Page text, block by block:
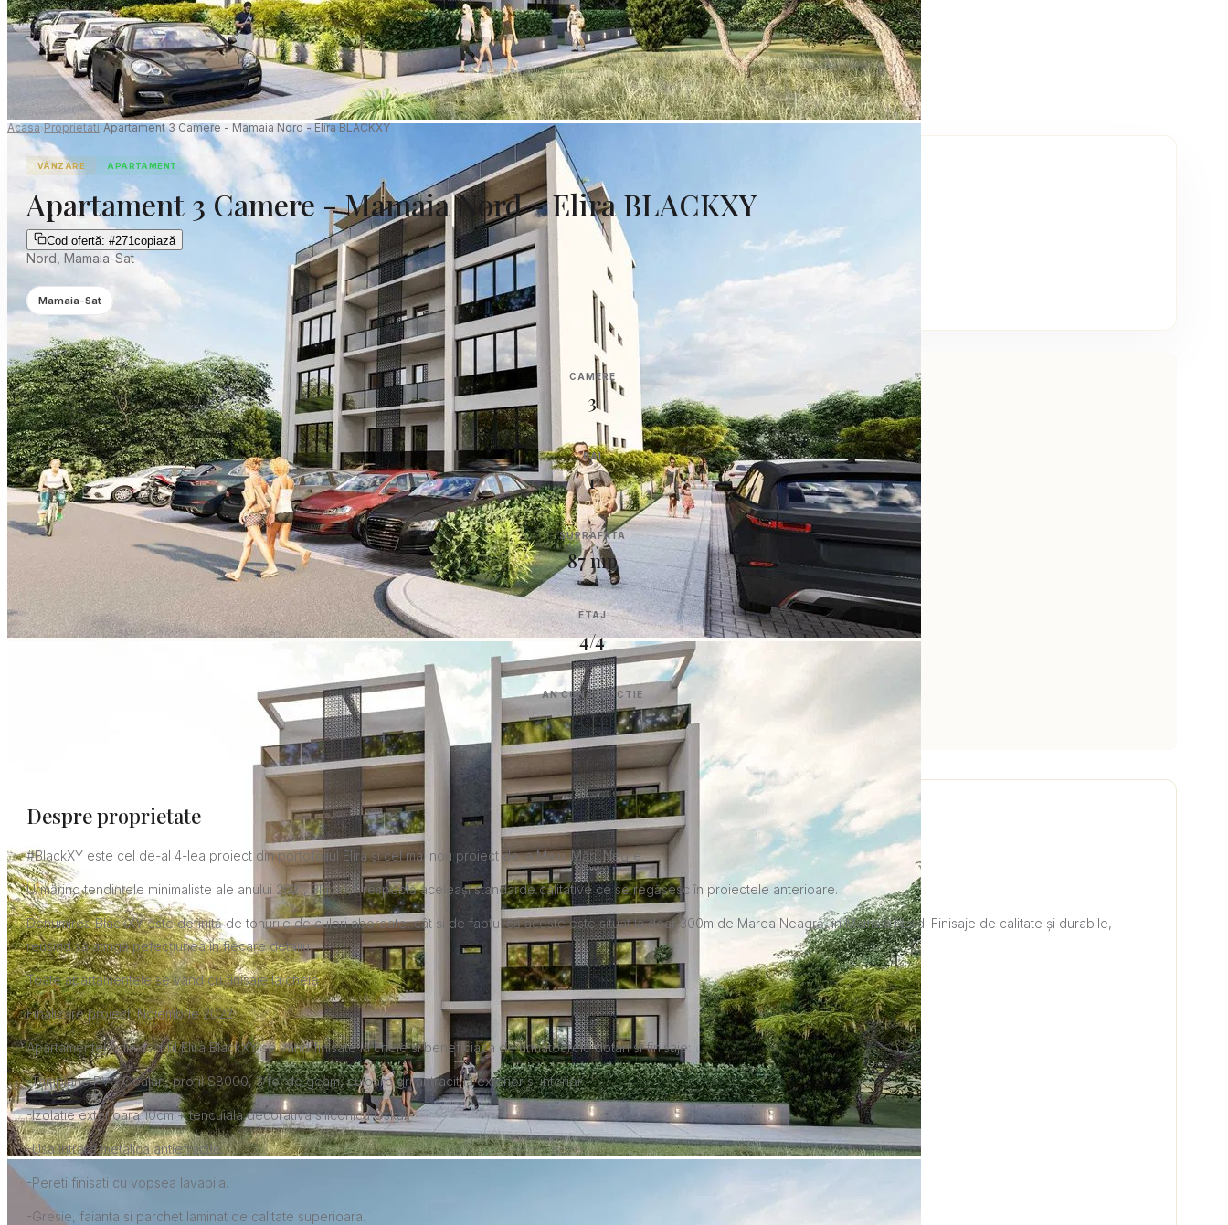
Acasa›Proprietati›Apartament 3 Camere - Mamaia Nord - Elira BLACKXY
VÂNZARE APARTAMENT
Apartament 3 Camere - Mamaia Nord - Elira BLACKXY
Cod ofertă: #271copiază
Nord, Mamaia-Sat
Mamaia-Sat
CAMERE
3
BAI
1
SUPRAFATA
87 mp
ETAJ
4/4
AN CONSTRUCTIE
2022
Despre proprietate
#BlackXY este cel de-al 4-lea proiect din portofoliul Elira și cel mai nou proiect de la Malul Mării Negre.
Urmărind tendințele minimaliste ale anului 2021, BlackXY respectă aceleași standarde calitative ce se regăsesc în proiectele anterioare.
Denumirea BlackXY este definită de tonurile de culori abordate, cât și de faptul că aceste este situat la doar 300m de Marea Neagră, în Mamaia Nord. Finisaje de calitate și durabile,
reușind să atingă pefecțiunea în fiecare detaliu.
Toate apartamentele se vand cu finisaje la cheie
Finalizare proiect: Noiembrie 2022
Apartamentele din cadrul Elira BlackXY se vand finisate la cheie si beneficiaza de urmatoarele dotari si finisaje:
-Tamplarie PVC Gealan, profil S8000, 3 foi de geam, culoare gri antracit la exterior si interior.
-Izolatie exterioara 10cm + tencuiala decorativa siliconica Oskar.
-Usa intrare metalica antiefractie.
-Pereti finisati cu vopsea lavabila.
-Gresie, faianta si parchet laminat de calitate superioara.